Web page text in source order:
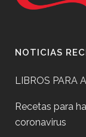
NOTICIAS
LIBROS PARA
Recetas para
coronavirus